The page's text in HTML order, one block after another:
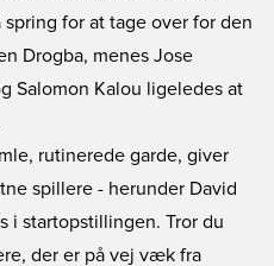
for at tage over for den
Drogba, menes Jose
Salomon Kalou ligeledes at
rutinerede garde, giver
spillere - herunder David
i startopstillingen. Tror du
der er på vej væk fra